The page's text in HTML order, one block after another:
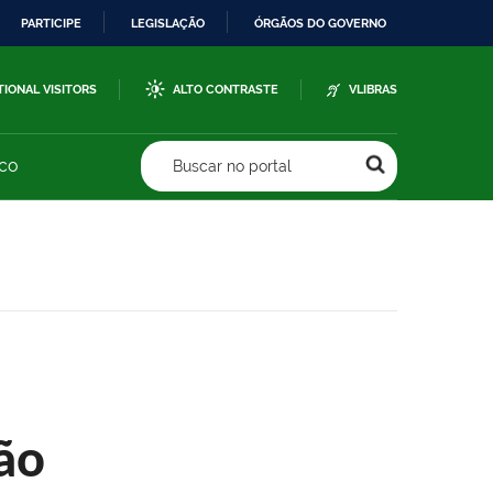
PARTICIPE LEGISLAÇÃO ÓRGÃOS DO GOVERNO
VISITORS ALTO CONTRASTE VLIBRAS
Buscar no portal